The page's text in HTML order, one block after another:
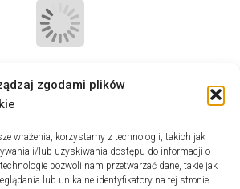
zgodami plików
wrażenia, korzystamy z technologii, takich jak
i/lub uzyskiwania dostępu do informacji o
pozwoli nam przetwarzać dane, takie jak
lub unikalne identyfikatory na tej stronie.